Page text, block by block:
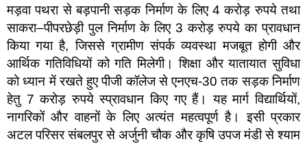
मड़वा पथरा से बड़पानी सड़क निर्माण के लिए 4 करोड़ रुपये तथा
साकरा–पीपरछेड़ी पुल निर्माण के लिए 3 करोड़ रुपये का प्रावधान
किया गया है, जिससे ग्रामीण संपर्क व्यवस्था मजबूत होगी और
आर्थिक गतिविधियों को गति मिलेगी। शिक्षा और यातायात सुविधा
को ध्यान में रखते हुए पीजी कॉलेज से एनएच-30 तक सड़क निर्माण
हेतु 7 करोड़ रुपये स्प्रावधान किए गए हैं। यह मार्ग विद्यार्थियों,
नागरिकों और वाहनों के लिए अत्यंत महत्वपूर्ण है। इसी प्रकार
अटल परिसर संबलपुर से अर्जुनी चौक और कृषि उपज मंडी से श्याम